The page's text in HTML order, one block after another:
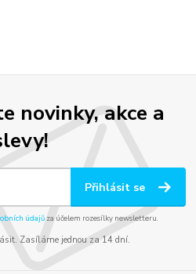
novinky, akce a
Přihlásit se
údajůza účelem rozesílky newsletteru.
Zasíláme jednou za 14 dní.